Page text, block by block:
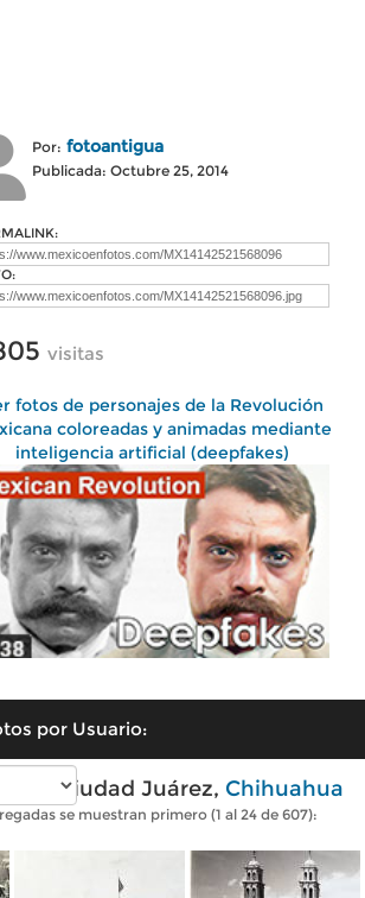
Por: fotoantigua
Publicada: Octubre 25, 2014
visitas
fotos de personajes de la Revolución
coloreadas y animadas mediante
inteligencia artificial (deepfakes)
por Usuario:
de Ciudad Juárez, Chihuahua
se muestran primero (1 al 24 de 607):